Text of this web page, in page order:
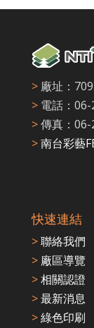
> 廠址：
> 電話：
>傳真：
>南台彩藝
快速連結
>聯絡我們
> 廠區導覽
>相關認證
>最新消息
>綠色印刷